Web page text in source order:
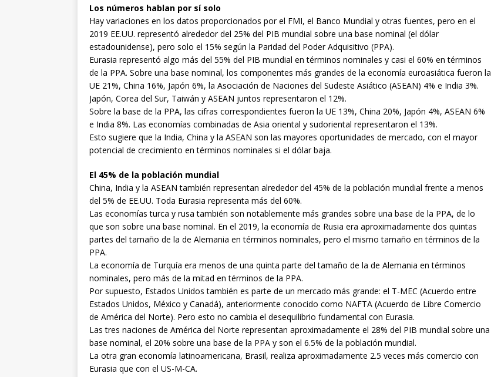
Los números hablan por sí solo
Hay variaciones en los datos proporcionados por el FMI, el Banco Mundial y otras fuentes, pero en el
2019 EE.UU. representó alrededor del 25% del PIB mundial sobre una base nominal (el dólar
estadounidense), pero solo el 15% según la Paridad del Poder Adquisitivo (PPA).
Eurasia representó algo más del 55% del PIB mundial en términos nominales y casi el 60% en términos
de la PPA. Sobre una base nominal, los componentes más grandes de la economía euroasiática fueron la
UE 21%, China 16%, Japón 6%, la Asociación de Naciones del Sudeste Asiático (ASEAN) 4% e India 3%.
Japón, Corea del Sur, Taiwán y ASEAN juntos representaron el 12%.
Sobre la base de la PPA, las cifras correspondientes fueron la UE 13%, China 20%, Japón 4%, ASEAN 6%
e India 8%. Las economías combinadas de Asia oriental y sudoriental representaron el 13%.
Esto sugiere que la India, China y la ASEAN son las mayores oportunidades de mercado, con el mayor
potencial de crecimiento en términos nominales si el dólar baja.
El 45% de la población mundial
China, India y la ASEAN también representan alrededor del 45% de la población mundial frente a menos
del 5% de EE.UU. Toda Eurasia representa más del 60%.
Las economías turca y rusa también son notablemente más grandes sobre una base de la PPA, de lo
que son sobre una base nominal. En el 2019, la economía de Rusia era aproximadamente dos quintas
partes del tamaño de la de Alemania en términos nominales, pero el mismo tamaño en términos de la
PPA.
La economía de Turquía era menos de una quinta parte del tamaño de la de Alemania en términos
nominales, pero más de la mitad en términos de la PPA.
Por supuesto, Estados Unidos también es parte de un mercado más grande: el T-MEC (Acuerdo entre
Estados Unidos, México y Canadá), anteriormente conocido como NAFTA (Acuerdo de Libre Comercio
de América del Norte). Pero esto no cambia el desequilibrio fundamental con Eurasia.
Las tres naciones de América del Norte representan aproximadamente el 28% del PIB mundial sobre una
base nominal, el 20% sobre una base de la PPA y son el 6.5% de la población mundial.
La otra gran economía latinoamericana, Brasil, realiza aproximadamente 2.5 veces más comercio con
Eurasia que con el US-M-CA.